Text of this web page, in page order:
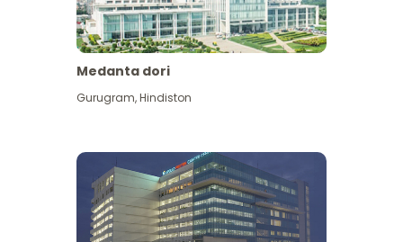
Medanta dori
Gurugram,Hindiston